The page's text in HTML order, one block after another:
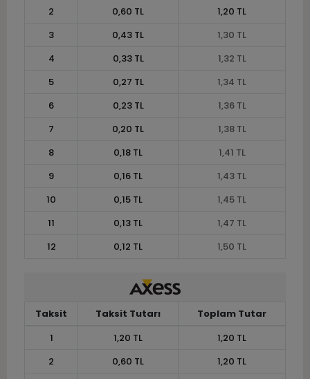
2 0,60 TL
1,20 TL
3
0,43 TL
1,30 TL
4
0,33 TL
1,32 TL
5
0,27 TL
1,34 TL
6
0,23 TL
1,36 TL
7
0,20 TL
1,38 TL
8
0,18 TL
1,41 TL
9
0,16 TL
1,43 TL
10
0,15 TL
1,45 TL
11
0,13 TL
1,47 TL
12
0,12 TL 1,50 TL
Taksit Taksit Tutarı
Toplam Tutar
1
1,20 TL
1,20 TL
2
0,60 TL
1,20 TL